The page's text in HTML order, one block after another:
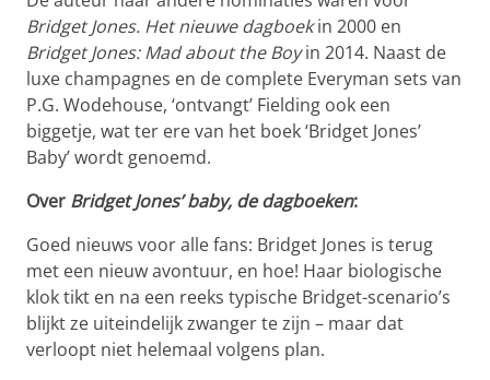
Bridget Jones. Het nieuwe dagboekin 2000 en
Bridget Jones: Mad about the Boyin 2014. Naast de
luxe champagnes en de complete Everyman sets van
P.G. Wodehouse, ‘ontvangt’ Fielding ook een
biggetje, wat ter ere van het boek ‘Bridget Jones’
Baby’ wordt genoemd.
Over Bridget Jones’ baby, de dagboeken:
Goed nieuws voor alle fans: Bridget Jones is terug
met een nieuw avontuur, en hoe! Haar biologische
klok tikt en na een reeks typische Bridget-scenario’s
blijkt ze uiteindelijk zwanger te zijn – maar dat
verloopt niet helemaal volgens plan.